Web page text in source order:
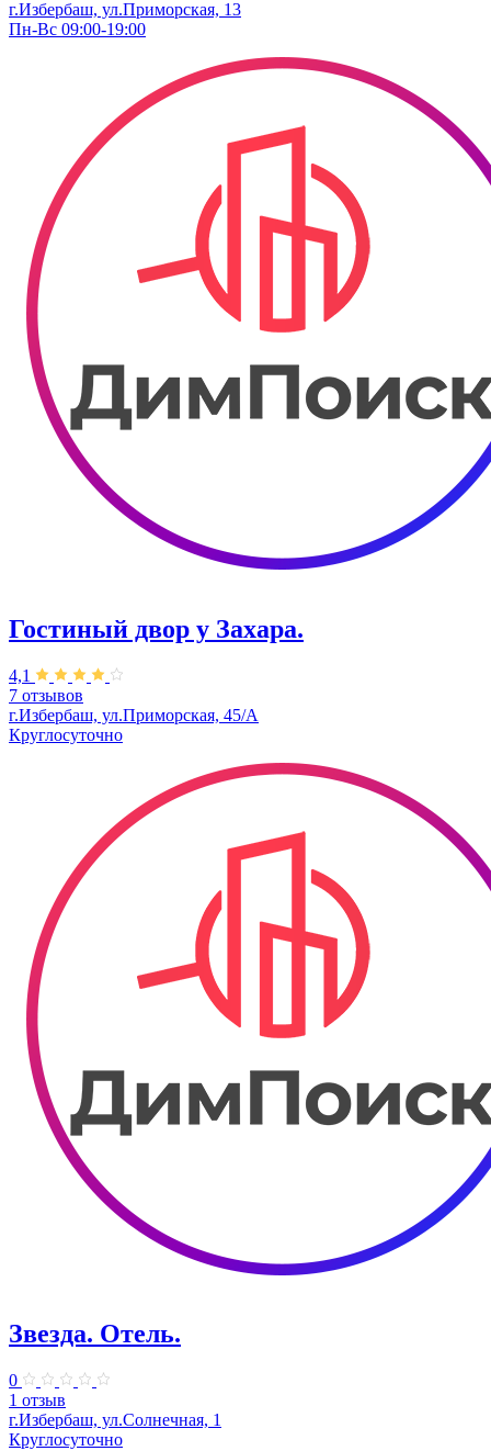
г.Избербаш, ул.Приморская, 13
Пн-Вс 09:00-19:00
Гостиный двор у Захара.
4,1
7 отзывов
г.Избербаш, ул.Приморская, 45/А
Круглосуточно
Звезда. Отель.
0
1 отзыв
г.Избербаш, ул.Солнечная, 1
Круглосуточно